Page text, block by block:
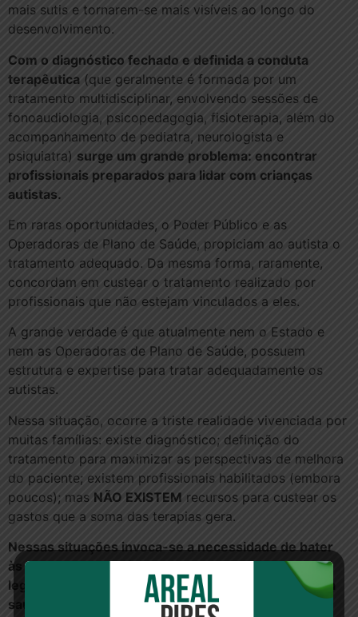
mais sutis e tornarem-se mais visíveis ao longo do
desenvolvimento.
Com o diagnóstico fechado e definida a conduta
terapêutica (que geralmente é formada por um
tratamento multidisciplinar, envolvendo sessões de
fonoaudiologia, psicopedagogia, fisioterapia, além do
acompanhamento de pediatra, neurologista e
psiquiatra) surge um grande problema: encontrar
profissionais preparados para lidar com crianças
autistas.
Em raras oportunidades, o Poder Público e as
Operadoras de Plano de Saúde, propiciam ao autista o
tratamento adequado. Da mesma forma, raramente,
concordam em custear o tratamento realizado por
profissionais que não estejam vinculados a eles.
A grande verdade é que atualmente nem o Estado e
nem as Operadoras de Plano de Saúde, possuem
estrutura e expertise para tratar adequadamente os
autistas.
Nessa situação, ocorre a triste realidade vivenciada por
muitas famílias: existe diagnóstico; definição do
tratamento para maximizar as perspectivas de melhora
do paciente; existem profissionais habilitados (embora
poucos); mas NÃO EXISTEM recursos para custear os
gastos que a soma das terapias gera.
Nessas situações invoca-se a necessidade de bater
às portas do Judiciário, que tem aplicado preceitos
legais e constitucionais para salvaguardar o direito à
saúde das pessoas autistas.